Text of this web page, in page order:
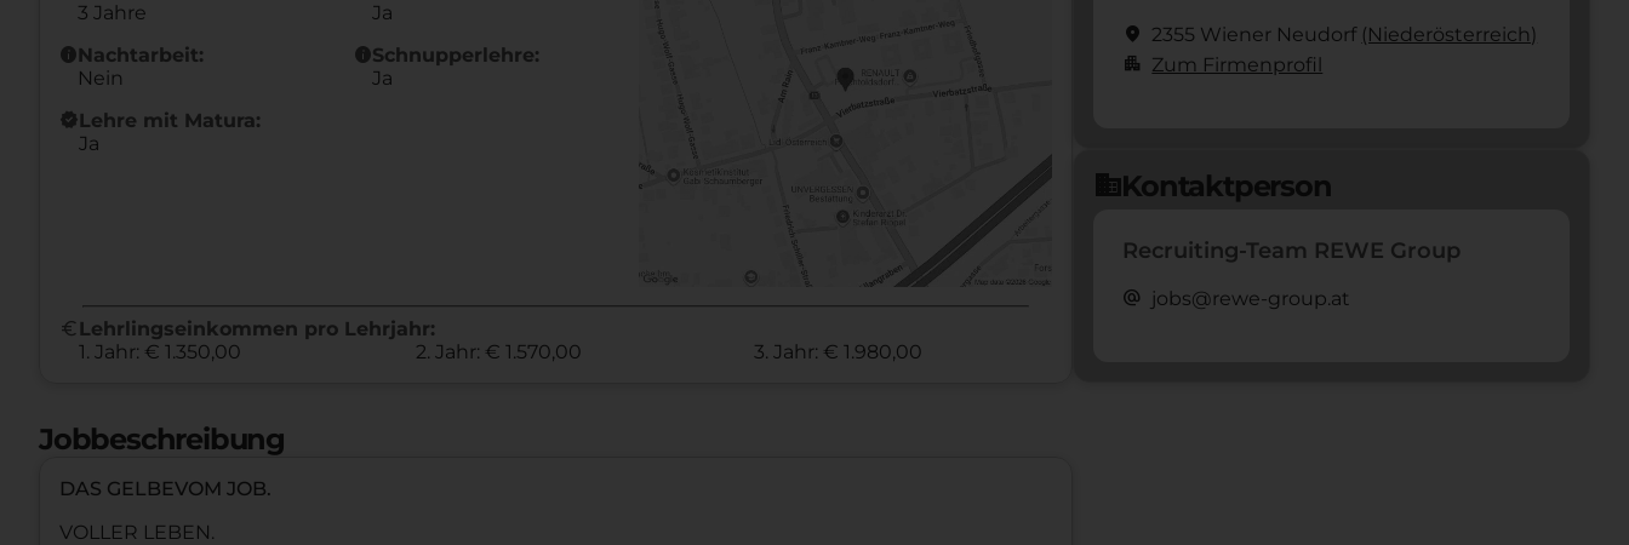
3 Jahre
Ja
infoNachtarbeit:
Nein
infoSchnupperlehre:
Ja
new_releasesLehre mit Matura:
Ja
euro Lehrlingseinkommen pro Lehrjahr:
1. Jahr: € 1.350,00
2. Jahr: € 1.570,00 3. Jahr: € 1.980,00
Jobbeschreibung
DAS GELBEVOM JOB.
VOLLER LEBEN.
location_on 2355 Wiener Neudorf (Nieder­österreich)
apartment Zum Firmenprofil
domainKontaktperson
Recruiting-Team REWE Group
alternate_email jobs@rewe-group.at